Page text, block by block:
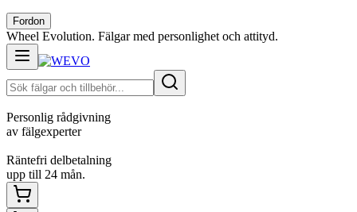
Fordon
Wheel Evolution. Fälgar med personlighet och attityd.
Personlig rådgivning
av fälgexperter
Räntefri delbetalning
upp till 24 mån.